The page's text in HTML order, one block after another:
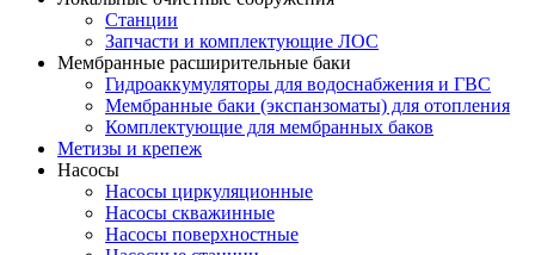
Станции
Запчасти и комплектующие ЛОС
Мембранные расширительные баки
Гидроаккумуляторы для водоснабжения и ГВС
Мембранные баки (экспанзоматы) для отопления
Комплектующие для мембранных баков
Метизы и крепеж
Насосы
Насосы циркуляционные
Насосы скважинные
Насосы поверхностные